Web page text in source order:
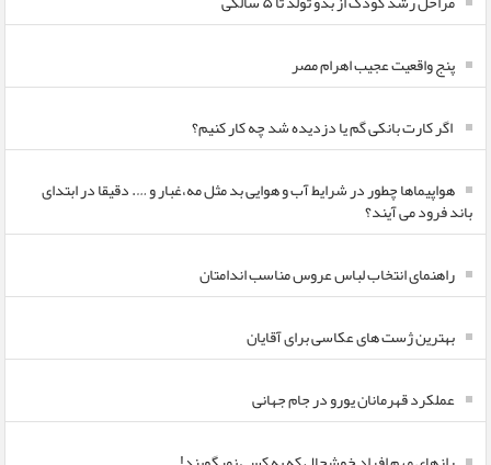
پنج واقعیت عجیب اهرام مصر
اگر کارت بانکی گم یا دزدیده شد چه کار کنیم؟
هواپیماها چطور در شرایط آب و هوایی بد مثل مه،غبار و …. دقیقا در ابتدای
باند فرود می آیند؟
راهنمای انتخاب لباس عروس مناسب اندامتان
بهترین ژست های عکاسی برای آقایان
عملکرد قهرمانان یورو در جام جهانی